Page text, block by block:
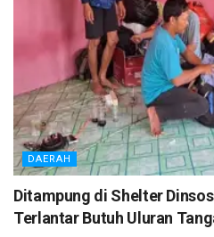
DAERAH
Ditampung di Shelter
Terlantar Butuh Uluran